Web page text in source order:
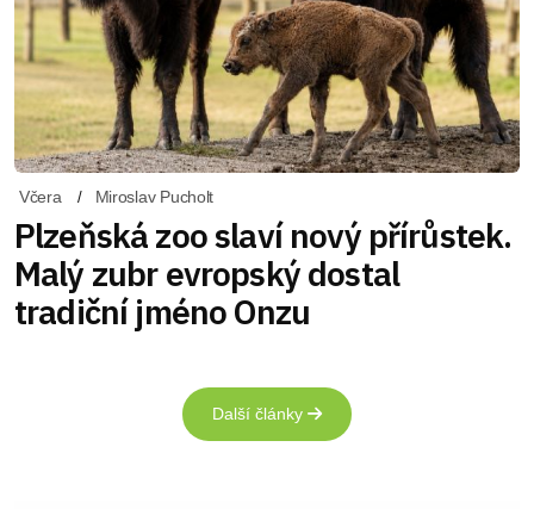
Včera Miroslav Pucholt
Plzeňská zoo slaví nový přírůstek.
Malý zubr evropský dostal
tradiční jméno Onzu
Další články